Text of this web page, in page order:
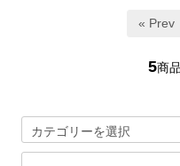
« Prev
5商